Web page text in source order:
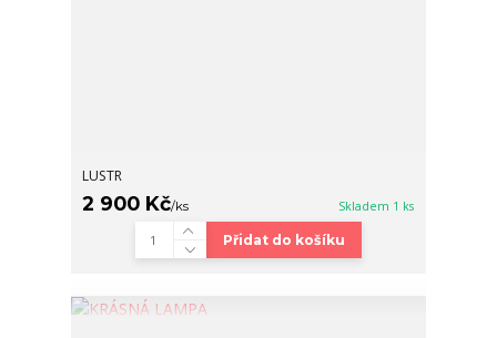
LUSTR
2 900 Kč/ks Skladem 1 ks
Přidat do košíku